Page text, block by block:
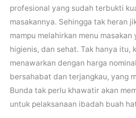
profesional yang sudah terbukti
masakannya. Sehingga tak heran
mampu melahirkan menu masakan
higienis, dan sehat. Tak hanya itu,
menawarkan dengan harga
bersahabat dan terjangkau, yang
Bunda tak perlu khawatir akan
untuk pelaksanaan ibadah buah